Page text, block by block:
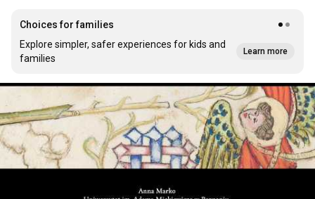
Choices for families
Explore simpler, safer experiences for kids and
families
Learn more